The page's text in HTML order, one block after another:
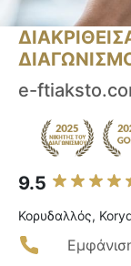
e-
9.5
Κορυδαλλός,